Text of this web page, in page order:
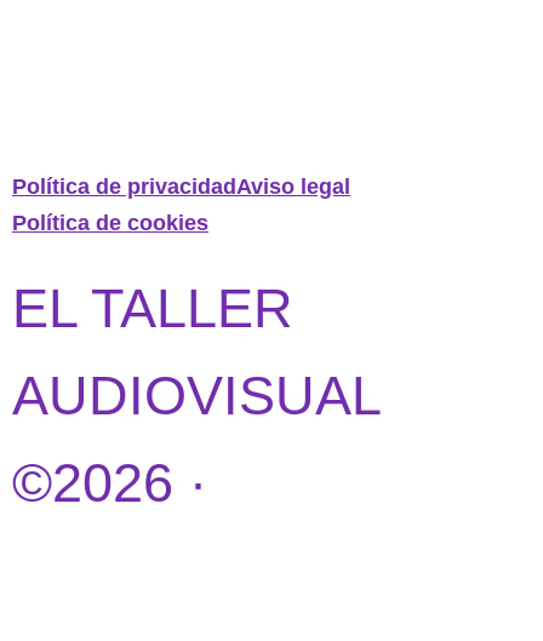
Política de privacidadAviso legal
Política de cookies
EL TALLER
AUDIOVISUAL
©2026 ·